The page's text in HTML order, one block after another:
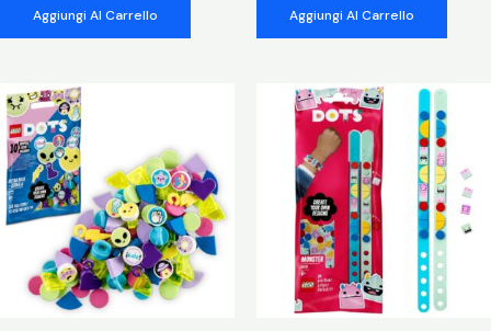
Aggiungi Al Carrello Aggiungi Al Carrello